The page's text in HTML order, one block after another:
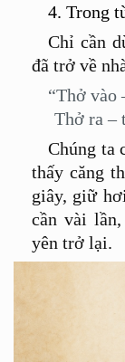
4. Trong
Chỉ cần
đã trở về
“Thở vào
Thở ra –
Chúng ta
thấy căng
giây, giữ
cần vài lần,
yên trở lại.